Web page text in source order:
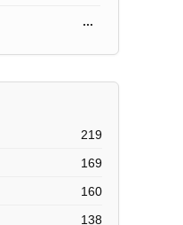
...
219
169
160
138